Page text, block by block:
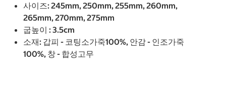
사이즈: 245mm, 250mm, 255mm, 260mm,
265mm, 270mm, 275mm
굽높이 : 3.5cm
소재: 갑피 - 코팅소가죽100%, 안감 - 인조가죽
100%, 창 - 합성고무